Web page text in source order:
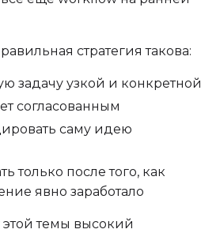
стратегия такова:
задачу узкой и конкретной
согласованным
саму идею
только после того, как
явно заработало
темы высокий